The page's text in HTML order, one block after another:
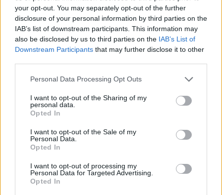
your opt-out. You may separately opt-out of the further
disclosure of your personal information by third parties on the
IAB’s list of downstream participants. This information may
also be disclosed by us to third parties on the IAB’s List of
Downstream Participants that may further disclose it to other
Please note that this website/app uses one or more Google
not limited to your visit or usage behaviour. You may click to
grant or deny consent to Google and its third-party tags to
use your data for below specified purposes in below Google
consent section.
Personal Data Processing Opt Outs
I want to opt-out of the Sharing of my
personal data.
Opted In
I want to opt-out of the Sale of my
Personal Data.
Opted In
I want to opt-out of processing my
Personal Data for Targeted Advertising.
Opted In
Kövess minket, és értesülj a friss hírekről a
Facebookon is!
Követem
HÍRADÓ #BALESET #GÁZOLÁS
KIHALLGATÁS